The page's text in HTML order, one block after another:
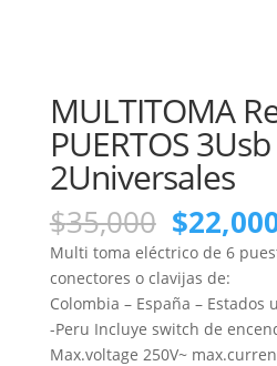
MULTITOMA
PUERTOS 3Usb
2Universales
$35,000 El
precio
original
era:
$
Multi toma eléctrico de 6
conectores o clavijas de:
Colombia – España – Estados
-Peru Incluye switch de
Max.voltage 250V~